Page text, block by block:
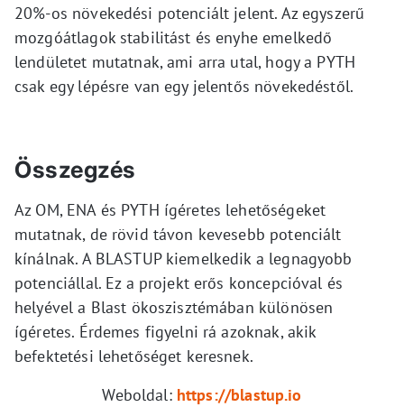
20%-os növekedési potenciált jelent. Az egyszerű
mozgóátlagok stabilitást és enyhe emelkedő
lendületet mutatnak, ami arra utal, hogy a PYTH
csak egy lépésre van egy jelentős növekedéstől.
Összegzés
Az OM, ENA és PYTH ígéretes lehetőségeket
mutatnak, de rövid távon kevesebb potenciált
kínálnak. A BLASTUP kiemelkedik a legnagyobb
potenciállal. Ez a projekt erős koncepcióval és
helyével a Blast ökoszisztémában különösen
ígéretes. Érdemes figyelni rá azoknak, akik
befektetési lehetőséget keresnek.
Weboldal: https://blastup.io